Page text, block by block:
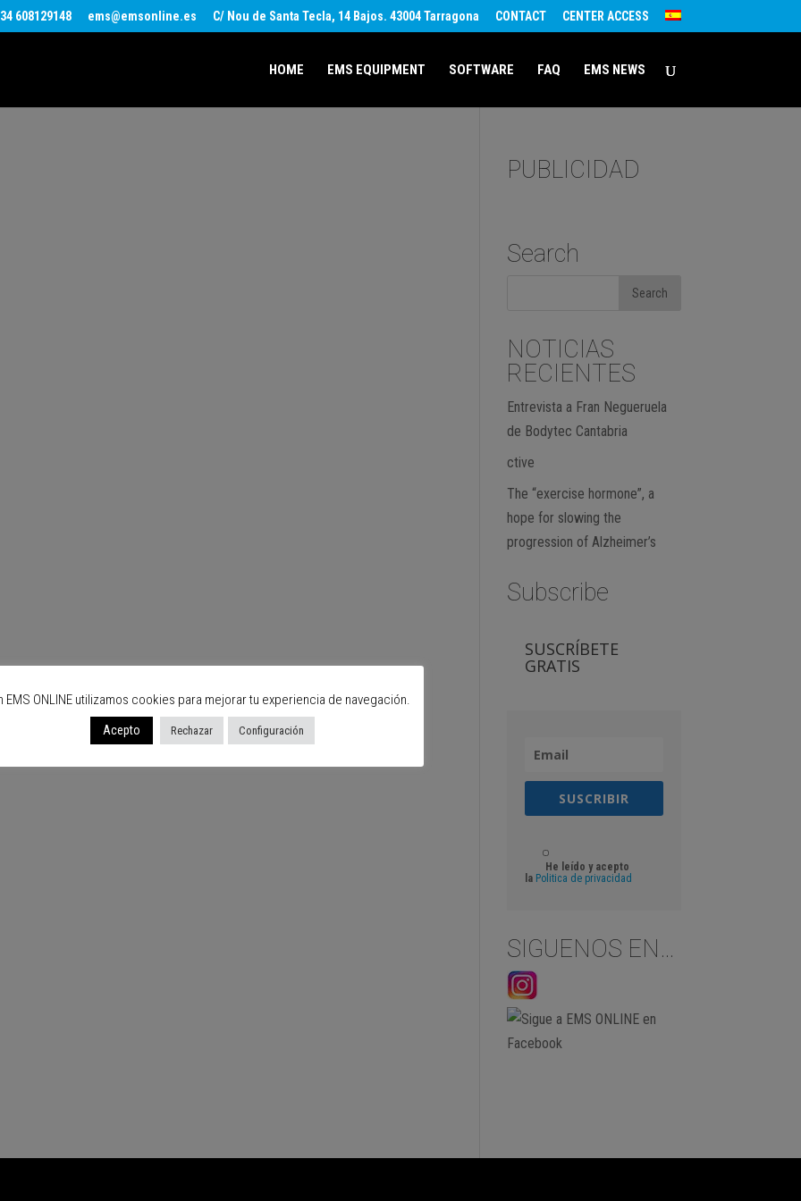
608129148 ems@emsonline.es C/ Nou de Santa Tecla, 14 Bajos. 43004 Tarragona CONTACT CENTER ACCESS
HOME EMS EQUIPMENT SOFTWARE FAQ EMS NEWS
PUBLICIDAD
Search
NOTICIAS
RECIENTES
Entrevista a Fran Negueruela
de Bodytec Cantabria
ctive
The “exercise hormone”, a
hope for slowing the
progression of Alzheimer’s
Subscribe
SUSCRÍBETE
GRATIS
SUSCRIBIR
He leído y acepto
la Politica de privacidad
SIGUENOS EN…
EMS ONLINE utilizamos cookies para mejorar tu experiencia de navegación.
Acepto Rechazar Configuración